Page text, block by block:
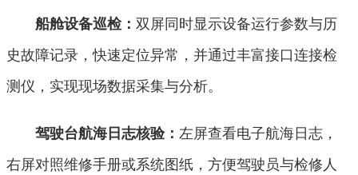
船舱设备巡检：双屏同时显示设备运行参数与历
史故障记录，快速定位异常，并通过丰富接口连接检
测仪，实现现场数据采集与分析。
驾驶台航海日志核验：左屏查看电子航海日志，
右屏对照维修手册或系统图纸，方便驾驶员与检修人